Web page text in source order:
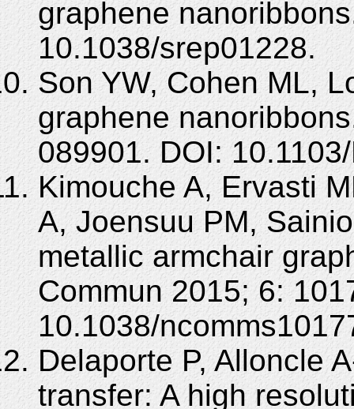
graphene
10.1038/srep01228.
Son YW, Cohen ML,
graphene
089901. DOI:
Kimouche A, Ervasti
A, Joensuu PM,
metallic armchair
Commun 2015; 6:
10.1038/
Delaporte P, Alloncle
transfer: A high